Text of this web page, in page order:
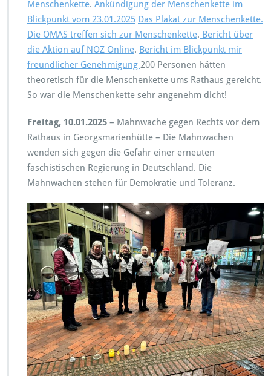
Menschenkette. Ankündigung der Menschenkette im
Blickpunkt vom 23.01.2025 Das Plakat zur Menschenkette.
Die OMAS treffen sich zur Menschenkette. Bericht über
die Aktion auf NOZ Online. Bericht im Blickpunkt mir
freundlicher Genehmigung 200 Personen hätten
theoretisch für die Menschenkette ums Rathaus gereicht.
So war die Menschenkette sehr angenehm dicht!
Freitag, 10.01.2025 – Mahnwache gegen Rechts vor dem
Rathaus in Georgsmarienhütte – Die Mahnwachen
wenden sich gegen die Gefahr einer erneuten
faschistischen Regierung in Deutschland. Die
Mahnwachen stehen für Demokratie und Toleranz.